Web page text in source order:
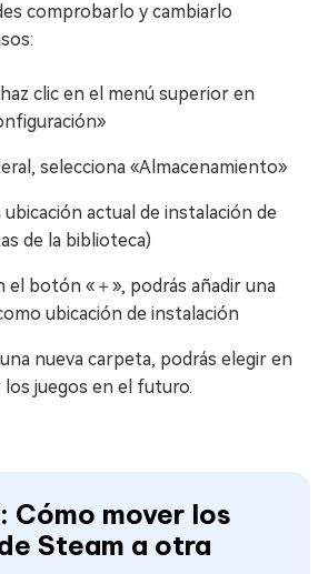
comprobarlo y cambiarlo
clic en el menú superior en
selecciona «Almacenamiento»
actual de instalación de
de la biblioteca)
el botón «＋», podrás añadir una
ubicación de instalación
nueva carpeta, podrás elegir en
los juegos en el futuro.
Cómo mover los
Steam a otra